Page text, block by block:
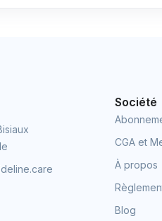
Société
CGA et
À propos
Blog